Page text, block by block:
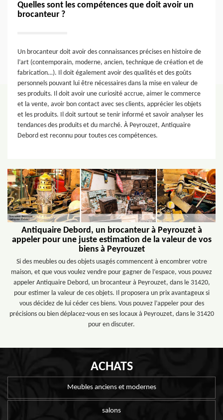
Quelles sont les compétences que doit avoir un
brocanteur ?
Un brocanteur doit avoir des connaissances précises en histoire de
l’art (contemporain, moderne, ancien, technique de création et de
fabrication…). Il doit également avoir des qualités et des goûts
personnels pouvant lui être nécessaires dans la mise en valeur de
ses produits. Il doit avoir une curiosité accrue, aimer le commerce
et la vente, avoir bon contact avec ses clients, apprécier les objets
et les produits. Il doit surtout se tenir informé et savoir analyser les
tendances des produits et du marché. À Peyrouzet, Antiquaire
Debord est reconnu pour toutes ces compétences.
Antiquaire Debord, un brocanteur à Peyrouzet à
appeler pour une juste estimation de la valeur de vos
biens à Peyrouzet
Si des meubles ou des objets usagés commencent à encombrer votre
maison, et que vous voulez vendre pour gagner de l’espace, vous pouvez
appeler Antiquaire Debord, un brocanteur à Peyrouzet, dans le 31420,
pour estimer la valeur de ces objets. Il proposera un prix avantageux si
vous décidez de lui céder ces biens. Vous pouvez l’appeler pour des
précisions ou bien déplacez-vous en ses locaux à Peyrouzet, dans le 31420
pour en discuter.
ACHATS
Meubles anciens et modernes
salons